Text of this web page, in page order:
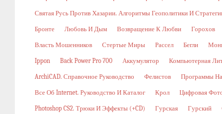
Святая Русь Против Хазарии. Алгоритмы Геополитики И
Бронте Любовь И Дым Возвращение К Любви Горохов
Власть Мошенников Стертые Миры Рассел Бегли
Ippon Back Power Pro 700 Аккумулятор Компьютерная
ArchiCAD. Справочное Руководство Фелистов Программы
Все Об Internet. Руководство И Каталог Крол Цифровая
Photoshop CS2. Трюки И Эффекты (+CD) Гурская Гурский